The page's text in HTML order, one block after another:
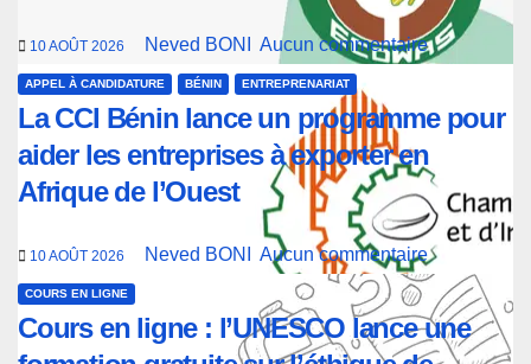
10 AOÛT 2026 Neved BONI Aucun commentaire
APPEL À CANDIDATURE BÉNIN ENTREPRENARIAT
La CCI Bénin lance un programme pour
aider les entreprises à exporter en
Afrique de l’Ouest
10 AOÛT 2026 Neved BONI Aucun commentaire
COURS EN LIGNE
Cours en ligne : l’UNESCO lance une